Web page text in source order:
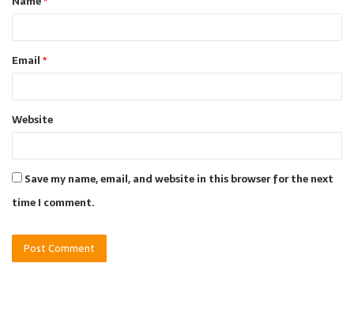
*
Email*
Website
Save my name, email, and website in this browser for the next
time I comment.